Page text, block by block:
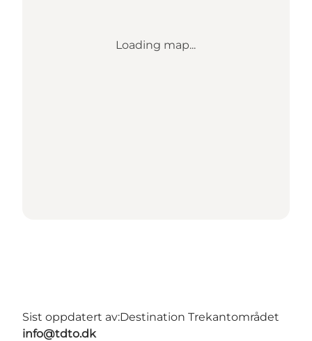
Loading map...
Sist oppdatert av:Destination Trekantområdet
info@tdto.dk